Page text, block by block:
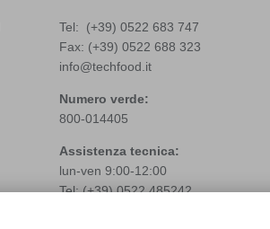
Tel: (+39) 0522 683 747
Fax: (+39) 0522 688 323
info@techfood.it
Numero verde:
800-014405
Assistenza tecnica:
lun-ven 9:00-12:00
Tel: (+39)0522 485242